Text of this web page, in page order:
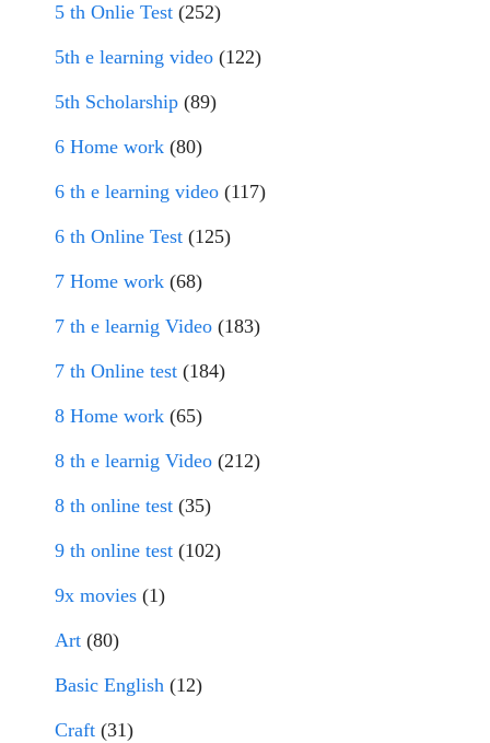
5 th Onlie Test (252)
5th e learning video (122)
5th Scholarship (89)
6 Home work (80)
6 th e learning video (117)
6 th Online Test (125)
7 Home work (68)
7 th e learnig Video (183)
7 th Online test (184)
8 Home work (65)
8 th e learnig Video (212)
8 th online test (35)
9 th online test (102)
9x movies (1)
Art (80)
Basic English (12)
Craft (31)